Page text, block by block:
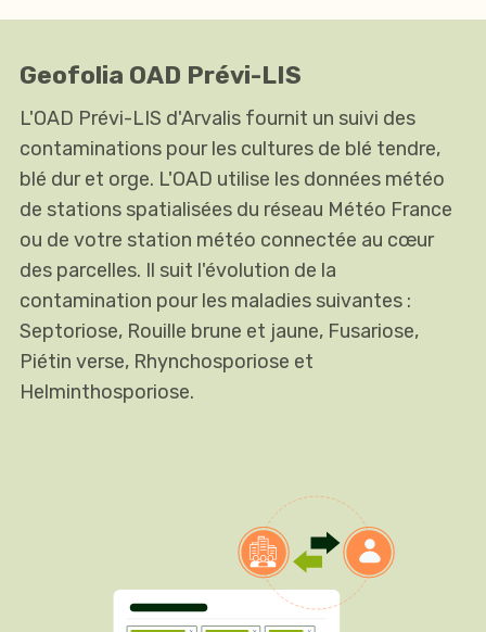
Geofolia OAD Prévi-LIS
L'OAD Prévi-LIS d'Arvalis fournit un suivi des
contaminations pour les cultures de blé tendre,
blé dur et orge. L'OAD utilise les données météo
de stations spatialisées du réseau Météo France
ou de votre station météo connectée au cœur
des parcelles. Il suit l'évolution de la
contamination pour les maladies suivantes :
Septoriose, Rouille brune et jaune, Fusariose,
Piétin verse, Rhynchosporiose et
Helminthosporiose.